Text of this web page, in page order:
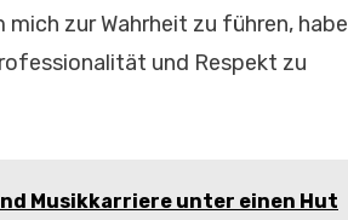
zur Wahrheit zu führen, habe
und Respekt zu
Musikkarriere unter einen Hut